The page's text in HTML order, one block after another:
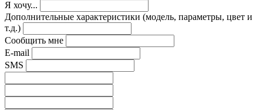
Я хочу...
Дополнительные характеристики (модель, параметры, цвет и
т.д.)
Сообщить мне
E-mail
SMS